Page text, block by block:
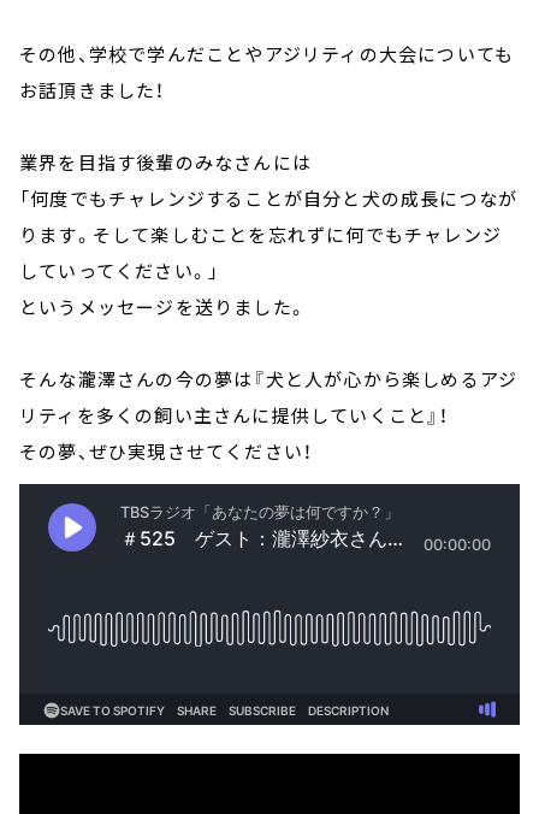
その他、学校で学んだことやアジリティの大会についても
お話頂きました！
業界を目指す後輩のみなさんには
「何度でもチャレンジすることが自分と犬の成長につなが
ります。そして楽しむことを忘れずに何でもチャレンジ
していってください。」
というメッセージを送りました。
そんな瀧澤さんの今の夢は『犬と人が心から楽しめるアジ
リティを多くの飼い主さんに提供していくこと』！
その夢、ぜひ実現させてください！